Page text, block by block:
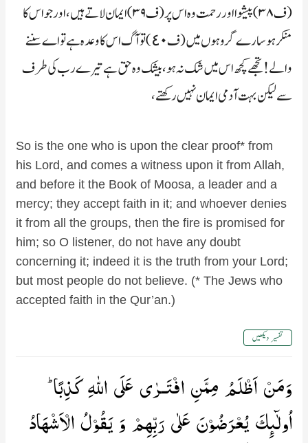
(ف۳۸) پیشوا اور رحمت وہ اس پر (ف۳۹) ایمان لاتے ہیں، اور جو اس کا
منکر ہو سارے گروہوں میں (ف٤۰) تو آگ اس کا وعدہ ہے تو اے سننے
والے! تجھے کچھ اس میں شک نہ ہو، بیشک وہ حق ہے تیرے رب کی طرف
سے لیکن بہت آدمی ایمان نہیں رکھتے،
So is the one who is upon the clear proof* from
his Lord, and comes a witness upon it from Allah,
and before it the Book of Moosa, a leader and a
mercy; they accept faith in it; and whoever denies
it from all the groups, then the fire is promised for
him; so O listener, do not have any doubt
concerning it; indeed it is the truth from your Lord;
but most people do not believe. (* The Jews who
accepted faith in the Qur’an.)
تفسیر دیکھیں
وَمَنۡ اَظۡلَمُ مِمَّنِ افۡتَـرٰى عَلَى اللّٰهِ كَذِبًا​ ؕ
اُولٰٓٮِٕكَ يُعۡرَضُوۡنَ عَلٰى رَبِّهِمۡ وَ يَقُوۡلُ الۡاَشۡهَادُ